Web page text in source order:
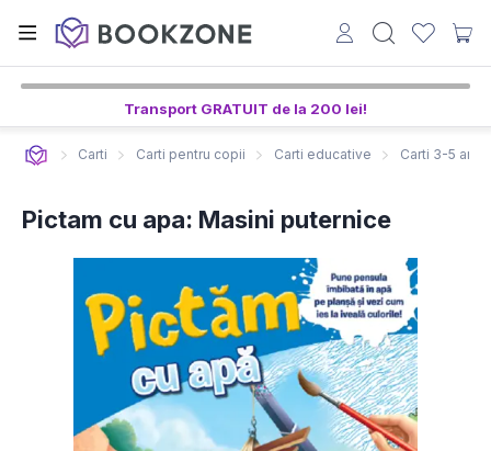
Transport GRATUIT de la 200 lei!
3 ore, 23 min, 19 sec
Carti Carti pentru copii Carti educative Carti 3-5 ani
Pictam cu apa: Masini puternice